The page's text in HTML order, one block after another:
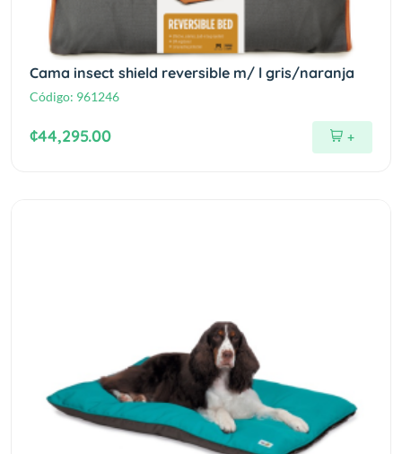
Cama insect shield reversible m/ l gris/naranja
Código: 961246
¢44,295.00 +